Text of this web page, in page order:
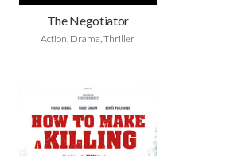
The Negotiator
Action, Drama, Thriller